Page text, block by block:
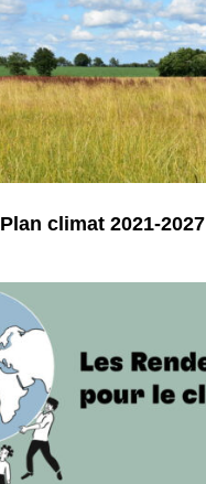
Plan climat 2021-2027